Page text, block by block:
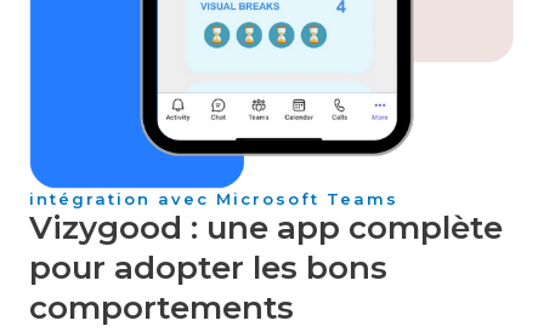
intégration avec Microsoft Teams​
Vizygood : une app complète
pour adopter les bons
comportements